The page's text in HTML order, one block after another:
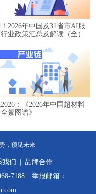
2026年中国及31省市AI服
业政策汇总及解读（全）
：《2026年中国超材料
景图谱》
，预见未来
我们
品牌合作
7188 举报邮箱：